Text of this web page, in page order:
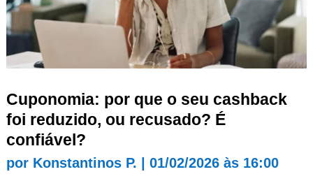
Cuponomia: por que o seu cashback
foi reduzido, ou recusado? É
confiável?
por Konstantinos P. | 01/02/2026 às 16:00